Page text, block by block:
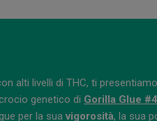
alti livelli di THC, ti
genetico di Gorilla Glue #4
per la sua vigorosità, la sua